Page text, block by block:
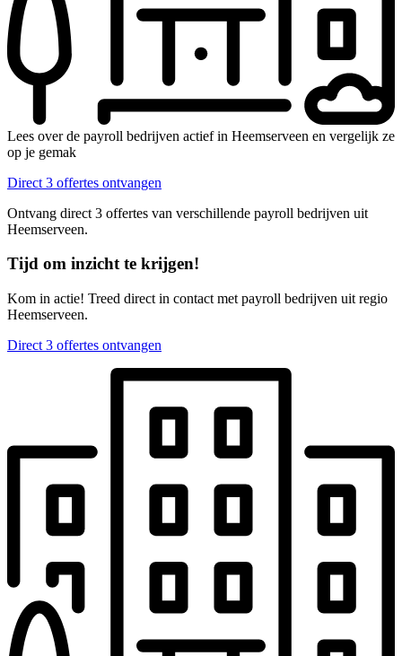
Lees over de payroll bedrijven actief in Heemserveen en vergelijk ze
op je gemak
Direct 3 offertes ontvangen
Ontvang direct 3 offertes van verschillende payroll bedrijven uit
Heemserveen.
Tijd om inzicht te krijgen!
Kom in actie! Treed direct in contact met payroll bedrijven uit regio
Heemserveen.
Direct 3 offertes ontvangen